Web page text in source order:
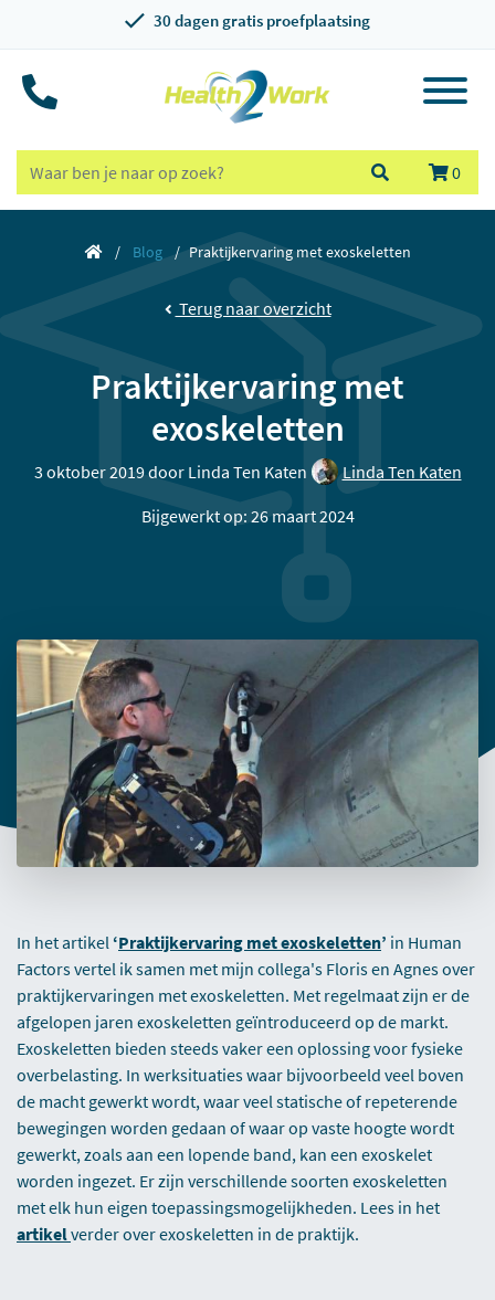
30 dagen gratis proefplaatsing
0
Blog Praktijkervaring met exoskeletten
Terug naar overzicht
Praktijkervaring met
exoskeletten
3 oktober 2019 door Linda Ten Katen
Linda Ten Katen
Bijgewerkt op: 26 maart 2024
In het artikel ‘Praktijkervaring met exoskeletten’ in Human
Factors vertel ik samen met mijn collega's Floris en Agnes over
praktijkervaringen met exoskeletten. Met regelmaat zijn er de
afgelopen jaren exoskeletten geïntroduceerd op de markt.
Exoskeletten bieden steeds vaker een oplossing voor fysieke
overbelasting. In werksituaties waar bijvoorbeeld veel boven
de macht gewerkt wordt, waar veel statische of repeterende
bewegingen worden gedaan of waar op vaste hoogte wordt
gewerkt, zoals aan een lopende band, kan een exoskelet
worden ingezet. Er zijn verschillende soorten exoskeletten
met elk hun eigen toepassingsmogelijkheden. Lees in het
artikelverder over exoskeletten in de praktijk.